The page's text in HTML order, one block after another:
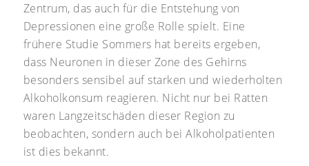
Zentrum, das auch für die Entstehung von
Depressionen eine große Rolle spielt. Eine
frühere Studie Sommers hat bereits ergeben,
dass Neuronen in dieser Zone des Gehirns
besonders sensibel auf starken und wiederholten
Alkoholkonsum reagieren. Nicht nur bei Ratten
waren Langzeitschäden dieser Region zu
beobachten, sondern auch bei Alkoholpatienten
ist dies bekannt.